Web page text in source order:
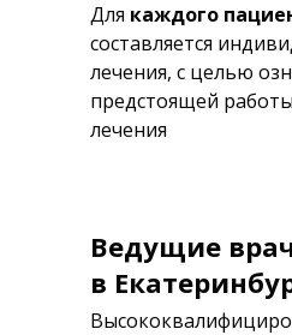
Для каждого
составляется
лечения, с целью
предстоящей
лечения
Ведущие
в